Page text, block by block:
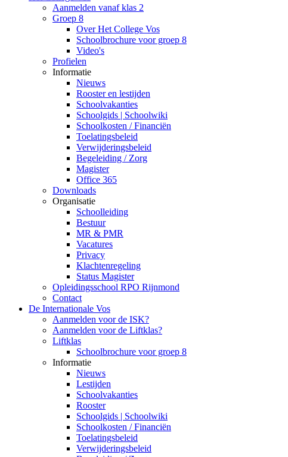
Aanmelden vanaf klas 2
Groep 8
Over Het College Vos
Schoolbrochure voor groep 8
Video's
Profielen
Informatie
Nieuws
Rooster en lestijden
Schoolvakanties
Schoolgids | Schoolwiki
Schoolkosten / Financiën
Toelatingsbeleid
Verwijderingsbeleid
Begeleiding / Zorg
Magister
Office 365
Downloads
Organisatie
Schoolleiding
Bestuur
MR & PMR
Vacatures
Privacy
Klachtenregeling
Status Magister
Opleidingsschool RPO Rijnmond
Contact
De Internationale Vos
Aanmelden voor de ISK?
Aanmelden voor de Liftklas?
Liftklas
Schoolbrochure voor groep 8
Informatie
Nieuws
Lestijden
Schoolvakanties
Rooster
Schoolgids | Schoolwiki
Schoolkosten / Financiën
Toelatingsbeleid
Verwijderingsbeleid